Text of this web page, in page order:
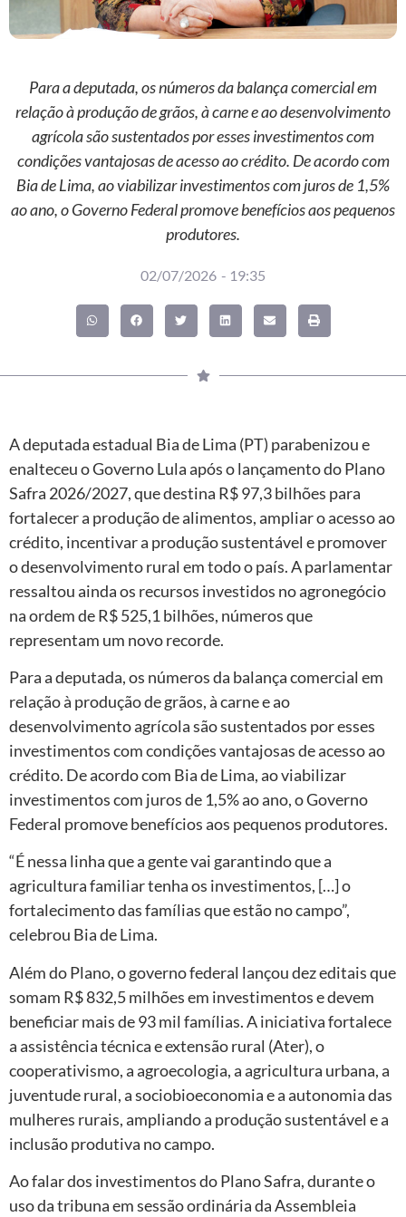
Para a deputada, os números da balança comercial em
relação à produção de grãos, à carne e ao desenvolvimento
agrícola são sustentados por esses investimentos com
condições vantajosas de acesso ao crédito. De acordo com
Bia de Lima, ao viabilizar investimentos com juros de 1,5%
ao ano, o Governo Federal promove benefícios aos pequenos
produtores.
02/07/2026 - 19:35
A deputada estadual Bia de Lima (PT) parabenizou e
enalteceu o Governo Lula após o lançamento do Plano
Safra 2026/2027, que destina R$ 97,3 bilhões para
fortalecer a produção de alimentos, ampliar o acesso ao
crédito, incentivar a produção sustentável e promover
o desenvolvimento rural em todo o país. A parlamentar
ressaltou ainda os recursos investidos no agronegócio
na ordem de R$ 525,1 bilhões, números que
representam um novo recorde.
Para a deputada, os números da balança comercial em
relação à produção de grãos, à carne e ao
desenvolvimento agrícola são sustentados por esses
investimentos com condições vantajosas de acesso ao
crédito. De acordo com Bia de Lima, ao viabilizar
investimentos com juros de 1,5% ao ano, o Governo
Federal promove benefícios aos pequenos produtores.
“É nessa linha que a gente vai garantindo que a
agricultura familiar tenha os investimentos, […] o
fortalecimento das famílias que estão no campo”,
celebrou Bia de Lima.
Além do Plano, o governo federal lançou dez editais que
somam R$ 832,5 milhões em investimentos e devem
beneficiar mais de 93 mil famílias. A iniciativa fortalece
a assistência técnica e extensão rural (Ater), o
cooperativismo, a agroecologia, a agricultura urbana, a
juventude rural, a sociobioeconomia e a autonomia das
mulheres rurais, ampliando a produção sustentável e a
inclusão produtiva no campo.
Ao falar dos investimentos do Plano Safra, durante o
uso da tribuna em sessão ordinária da Assembleia